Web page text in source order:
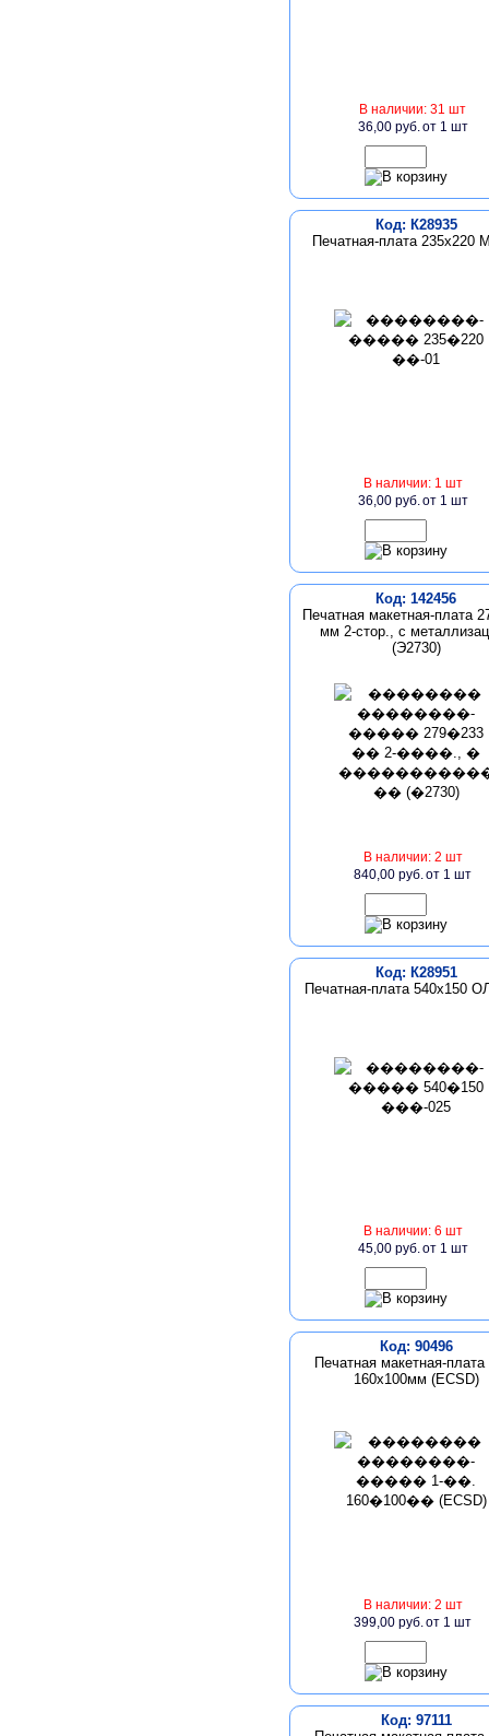
В наличии: 31 шт
36,00 руб.от 1 шт
Код: К28935
Печатная-плата 235х220
В наличии: 1 шт
36,00 руб.от 1 шт
Код: 142456
Печатная макетная-плата
мм 2-стор., с
(Э2730)
В наличии: 2 шт
840,00 руб.от 1 шт
Код: К28951
Печатная-плата 540х150
В наличии: 6 шт
45,00 руб.от 1 шт
Код: 90496
Печатная макетная-плата
160х100мм (ECSD)
В наличии: 2 шт
399,00 руб.от 1 шт
Код: 97111